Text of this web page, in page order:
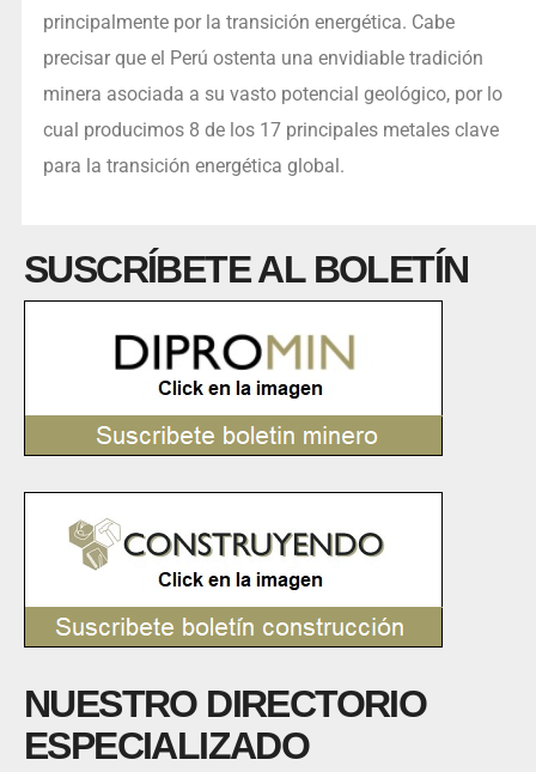
principalmente por la transición energética. Cabe
precisar que el Perú ostenta una envidiable tradición
minera asociada a su vasto potencial geológico, por lo
cual producimos 8 de los 17 principales metales clave
para la transición energética global.
SUSCRÍBETE AL BOLETÍN
NUESTRO DIRECTORIO
ESPECIALIZADO